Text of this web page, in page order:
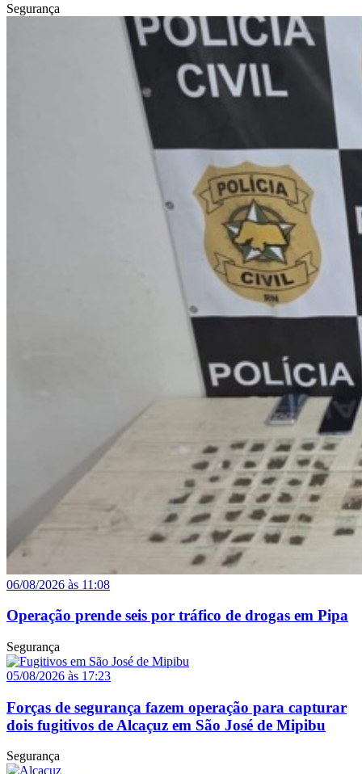
Segurança
06/08/2026 às 11:08
Operação prende seis por tráfico de drogas em Pipa
Segurança
05/08/2026 às 17:23
Forças de segurança fazem operação para capturar
dois fugitivos de Alcaçuz em São José de Mipibu
Segurança